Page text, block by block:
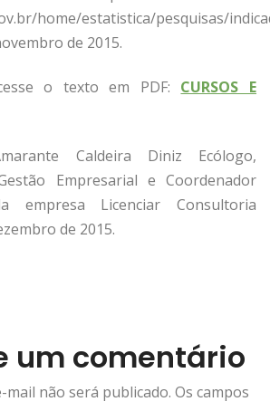
home/estatistica/pesquisas/
de 2015.
o texto em PDF: CURSOS E
Caldeira Diniz Ecólogo,
Empresarial e Coordenador
empresa Licenciar Consultoria
de 2015.
um comentário
mail não será publicado. Os campos